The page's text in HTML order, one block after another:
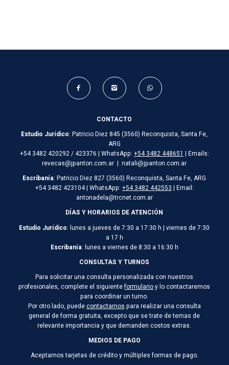
CONTACTO
Estudio Jurídico: Patricio Diez 845 (3560) Reconquista, Santa Fe,
ARG
+54 3482 420292 / 423376 | WhatsApp: +54 3482 448651 | Emails:
revecas@jpanton.com.ar | natali@jpanton.com.ar
Escribanía: Patricio Diez 827 (3560) Reconquista, Santa Fe, ARG
+54 3482 423104 | WhatsApp: +54 3482 442553 | Email:
antonadela@trcnet.com.ar
DÍAS Y HORARIOS DE ATENCIÓN
Estudio Jurídico: lunes a jueves de 7:30 a 17:30 h | viernes de 7:30
a 17 h
Escribanía: lunes a viernes de 8:30 a 16:30 h
CONSULTAS Y TURNOS
Para solicitar una consulta personalizada con nuestros
profesionales, complete el siguienteformularioy lo contactaremos
para coordinar un turno.
Por otro lado, puedecontactarnos para realizar una consulta
general de forma gratuita, excepto que se trate de temas de
relevante importancia y que demanden costos extras.
MEDIOS DE PAGO
Aceptamos tarjetas de crédito y múltiples formas de pago.